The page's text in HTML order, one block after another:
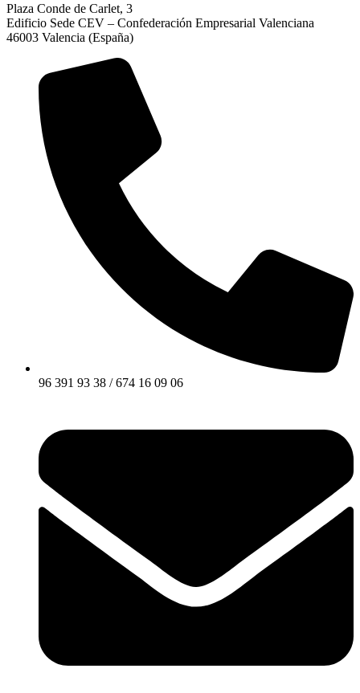
Plaza Conde de Carlet, 3
Edificio Sede CEV – Confederación Empresarial Valenciana
46003 Valencia (España)
96 391 93 38 / 674 16 09 06